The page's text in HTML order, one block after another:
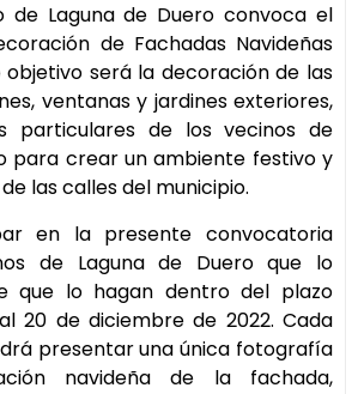
de Laguna de Duero convoca el
de Fachadas Navideñas
objetivo será la decoración de las
ventanas y jardines exteriores,
particulares de los vecinos de
para crear un ambiente festivo y
las calles del municipio.
en la presente convocatoria
de Laguna de Duero que lo
que lo hagan dentro del plazo
20 de diciembre de 2022. Cada
presentar una única fotografía
navideña de la fachada,